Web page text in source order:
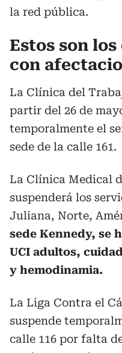
la red pública.
Estos son
con
La Clínica del
partir del 26 de
temporalmente el
sede de la calle 161.
La Clínica Medical
suspenderá los
Juliana, Norte,
sede Kennedy, se
UCI adultos,
y hemodinamia.
La Liga Contra el
suspende
calle 116 por falta